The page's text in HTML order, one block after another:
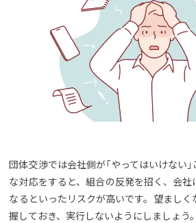
団体交渉では会社側が「やってはいけない
な対応をすると、組合の反発を招く、会
なるといったリスクが高いです。望まし
握しておき、実行しないようにしましょう。